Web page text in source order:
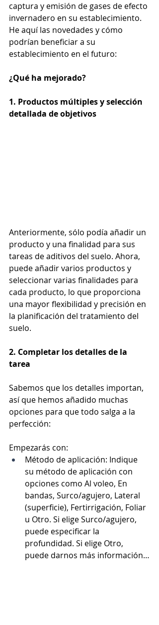
captura y emisión de gases de efecto
invernadero en su establecimiento.
He aquí las novedades y cómo
podrían beneficiar a su
establecimiento en el futuro:
¿Qué ha mejorado?
1. Productos múltiples y selección
detallada de objetivos
Anteriormente, sólo podía añadir un
producto y una finalidad para sus
tareas de aditivos del suelo. Ahora,
puede añadir varios productos y
seleccionar varias finalidades para
cada producto, lo que proporciona
una mayor flexibilidad y precisión en
la planificación del tratamiento del
suelo.
2. Completar los detalles de la
tarea
Sabemos que los detalles importan,
así que hemos añadido muchas
opciones para que todo salga a la
perfección:
Empezarás con:
Método de aplicación: Indique
su método de aplicación con
opciones como Al voleo, En
bandas, Surco/agujero, Lateral
(superficie), Fertirrigación, Foliar
u Otro. Si elige Surco/agujero,
puede especificar la
profundidad. Si elige Otro,
puede darnos más información…